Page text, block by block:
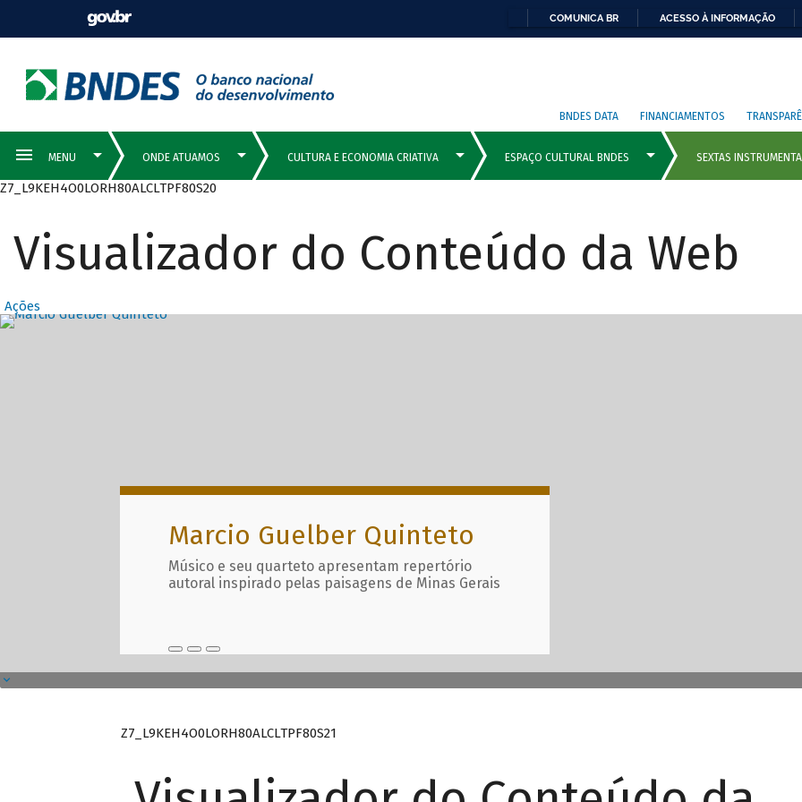
COMUNICA BR ACESSO À INFORMAÇÃO
BNDES DATA FINANCIAMENTOS
Z7_L9KEH4O0LORH80ALCLTPF80S20
Visualizador do Conteúdo da Web
Ações
Destaques Principais com
Marcio Guelber Quinteto
Músico e seu quarteto apresentam repertório
autoral inspirado pelas paisagens de Minas Gerais
Z7_L9KEH4O0LORH80ALCLTPF80S21